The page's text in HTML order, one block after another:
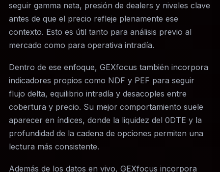
seguir gamma neta, presión de dealers y niveles clave
antes de que el precio refleje plenamente ese
contexto. Esto es útil tanto para análisis previo al
mercado como para operativa intradía.
Dentro de ese enfoque, GEXfocus también incorpora
indicadores propios como NDF y PEF para seguir
flujo delta, equilibrio intradía y desacoples entre
cobertura y precio. Su mejor comportamiento suele
aparecer en índices, donde la liquidez del 0DTE y la
profundidad de la cadena de opciones permiten una
lectura más consistente.
Además de los datos en vivo, GEXfocus incorpora